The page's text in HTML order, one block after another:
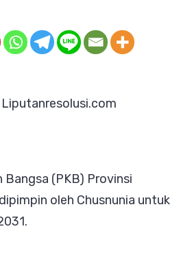
Bangsa (PKB) Provinsi
oleh Chusnunia untuk